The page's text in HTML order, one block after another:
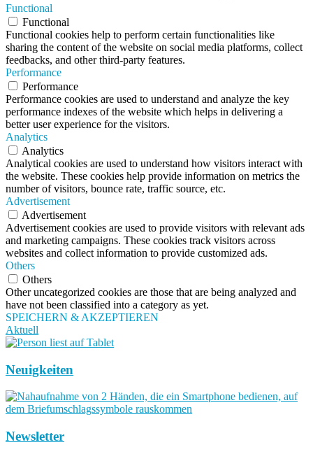
Functional
Functional
Functional cookies help to perform certain functionalities like
sharing the content of the website on social media platforms, collect
feedbacks, and other third-party features.
Performance
Performance
Performance cookies are used to understand and analyze the key
performance indexes of the website which helps in delivering a
better user experience for the visitors.
Analytics
Analytics
Analytical cookies are used to understand how visitors interact with
the website. These cookies help provide information on metrics the
number of visitors, bounce rate, traffic source, etc.
Advertisement
Advertisement
Advertisement cookies are used to provide visitors with relevant ads
and marketing campaigns. These cookies track visitors across
websites and collect information to provide customized ads.
Others
Others
Other uncategorized cookies are those that are being analyzed and
have not been classified into a category as yet.
SPEICHERN & AKZEPTIEREN
Aktuell
Neuigkeiten
Newsletter